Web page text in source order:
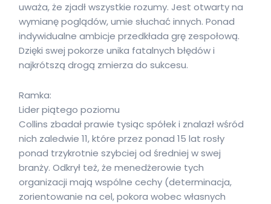
uważa, że zjadł wszystkie rozumy. Jest otwarty na
wymianę poglądów, umie słuchać innych. Ponad
indywidualne ambicje przedkłada grę zespołową.
Dzięki swej pokorze unika fatalnych błędów i
najkrótszą drogą zmierza do sukcesu.
Ramka:
Lider piątego poziomu
Collins zbadał prawie tysiąc spółek i znalazł wśród
nich zaledwie 11, które przez ponad 15 lat rosły
ponad trzykrotnie szybciej od średniej w swej
branży. Odkrył też, że menedżerowie tych
organizacji mają wspólne cechy (determinacja,
zorientowanie na cel, pokora wobec własnych